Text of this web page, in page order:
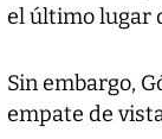
el último lugar
Sin embargo,
empate de